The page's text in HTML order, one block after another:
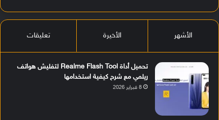
الأشهر الأخيرة تعليقات
تحميل أداة Realme Flash Tool لتفليش هواتف
ريلمي مع شرح كيفية استخدامها
8 فبراير 2026